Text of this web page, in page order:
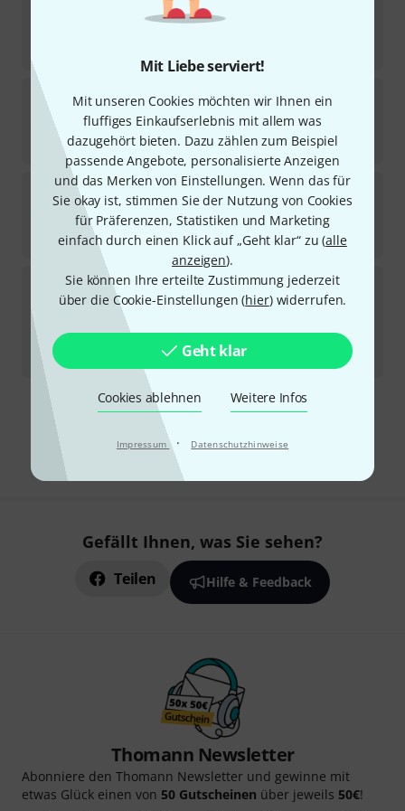
Mit Liebe serviert!
Mit unseren Cookies möchten wir Ihnen ein
fluffiges Einkaufserlebnis mit allem was
dazugehört bieten. Dazu zählen zum Beispiel
passende Angebote, personalisierte Anzeigen
und das Merken von Einstellungen. Wenn das für
Sie okay ist, stimmen Sie der Nutzung von Cookies
für Präferenzen, Statistiken und Marketing
einfach durch einen Klick auf „Geht klar“ zu (alle
anzeigen).
Sie können Ihre erteilte Zustimmung jederzeit
über die Cookie-Einstellungen (hier) widerrufen.
Geht klar
Cookies ablehnen Weitere Infos
Impressum · Datenschutzhinweise
8
Sofort lieferbar
75 €
Tone CityKaffir Lime Boost / Ov B-Stock
Sofort lieferbar
48,80€
Tone CityNobleman - Overdrive B-Stock
Sofort lieferbar
45,60€
30-Tage-Bestpreis
Kostenloser Versand ab 29 €
Alle Preise inkl. MwSt.
Gefällt Ihnen, was Sie sehen?
Teilen Hilfe & Feedback
Thomann Newsletter
Abonniere den Thomann Newsletter und gewinne mit
etwas Glück einen von 50 Gutscheinen über jeweils 50€!